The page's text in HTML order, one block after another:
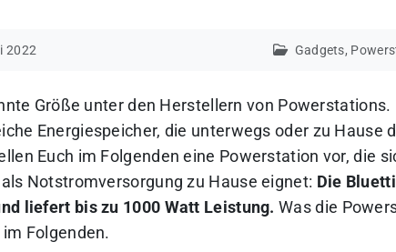
2022 Gadgets,
Größe unter den Herstellern von Powerstations.
Energiespeicher, die unterwegs oder zu Hause
Euch im Folgenden eine Powerstation vor, die
Notstromversorgung zu Hause eignet: Die Bluetti
liefert bis zu 1000 Watt Leistung. Was die
Folgenden.